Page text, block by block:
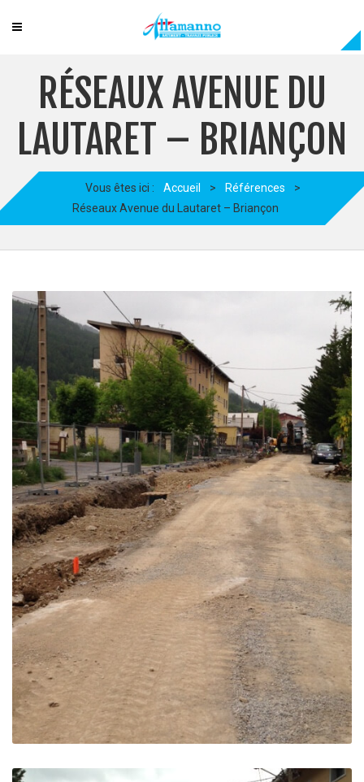
RÉSEAUX AVENUE DU
LAUTARET – BRIANÇON
Vous êtes ici : Accueil > Références
>
Réseaux Avenue du Lautaret – Briançon